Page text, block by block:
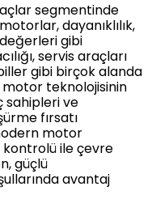
segmentinde
dayanıklılık,
gibi
servis araçları
gibi birçok alanda
motor teknolojisinin
sahipleri ve
fırsatı
motor
ile çevre
güçlü
avantaj